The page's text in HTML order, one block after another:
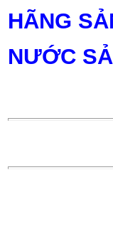
HÃNG
NƯỚC